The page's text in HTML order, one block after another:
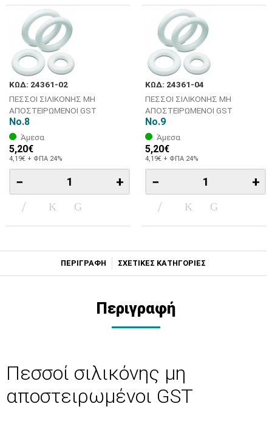
ΚΩΔ: 24361-02
ΠΕΣΣΟΙ ΣΙΛΙΚΟΝΗΣ ΜΗ
ΑΠΟΣΤΕΙΡΩΜΕΝΟΙ GST
No.8
Άμεσα
5,20€
4,19€ + ΦΠΑ 24%
− +
ΚΩΔ: 24361-04
ΠΕΣΣΟΙ ΣΙΛΙΚΟΝΗΣ ΜΗ
ΑΠΟΣΤΕΙΡΩΜΕΝΟΙ GST
No.9
Άμεσα
5,20€
4,19€ + ΦΠΑ 24%
− +
ΠΕΡΙΓΡΑΦΗ ΣΧΕΤΙΚΕΣ ΚΑΤΗΓΟΡΙΕΣ
Περιγραφή
Πεσσοί σιλικόνης μη
αποστειρωμένοι GST